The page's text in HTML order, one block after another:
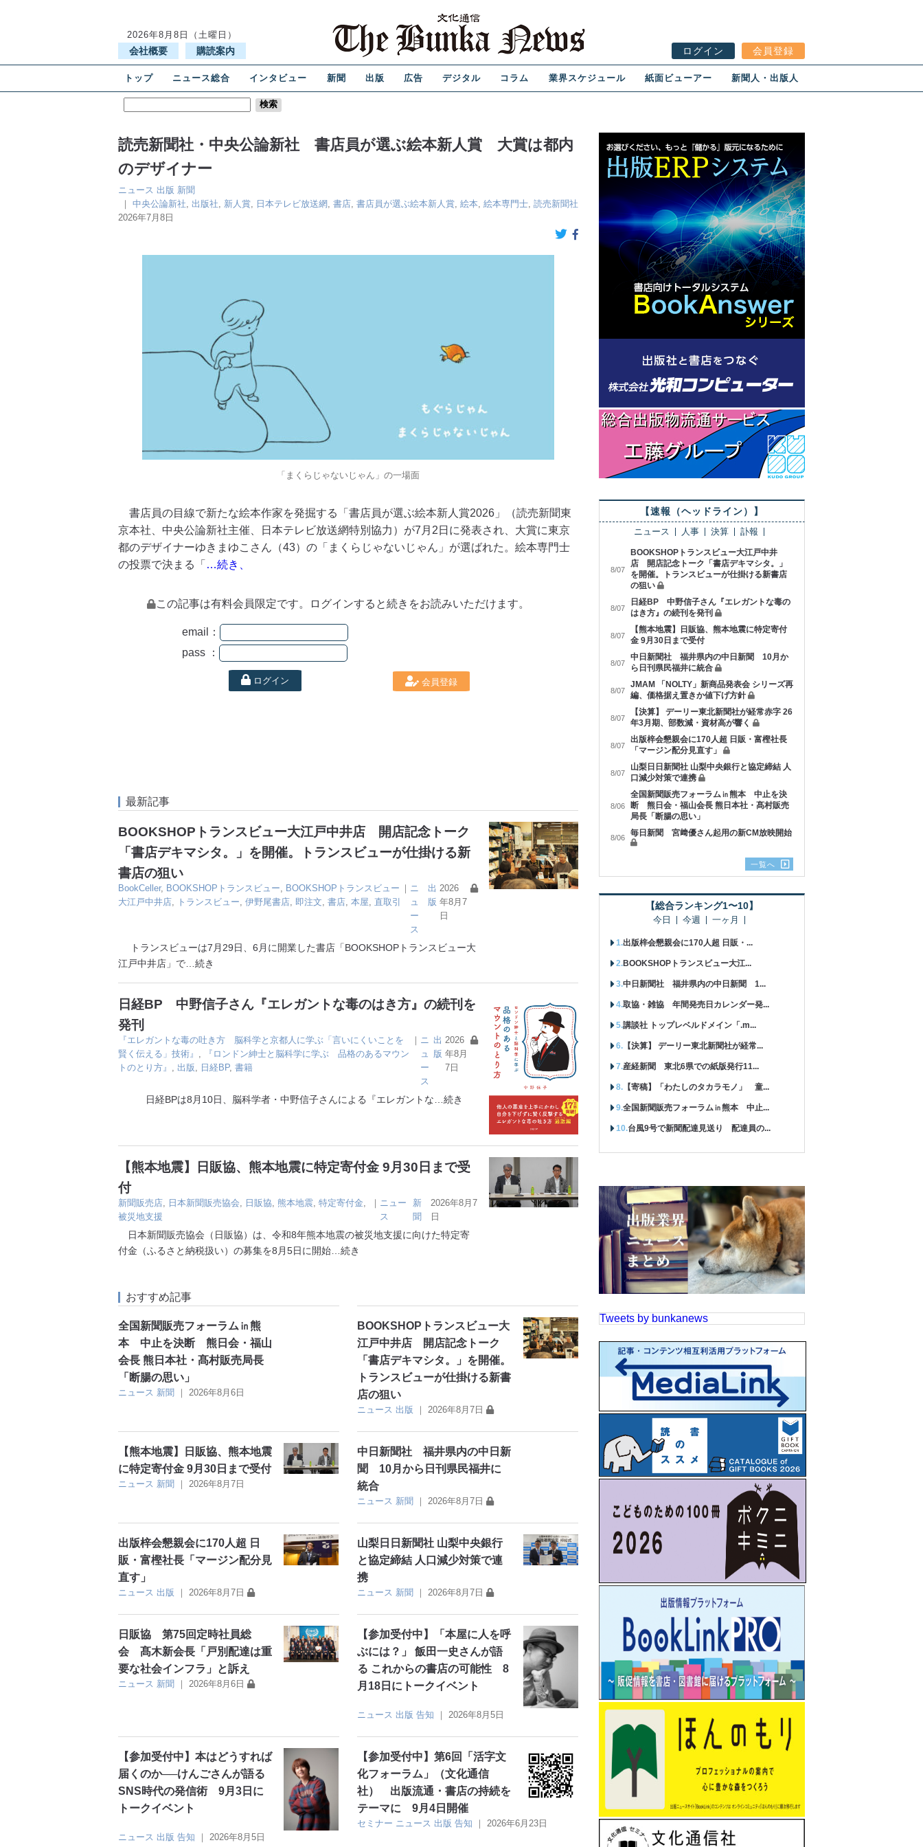
2026年8月8日（土曜日）
会社概要 購読案内 ログイン 会員登録
トップ ニュース総合 インタビュー 新聞 出版 広告 デジタル コラム 業界スケジュール 紙面ビューアー 新聞人・出版人
読売新聞社・中央公論新社 書店員が選ぶ絵本新人賞 大賞は都内
のデザイナー
ニュース 出版 新聞
｜ 中央公論新社, 出版社, 新人賞, 日本テレビ放送網, 書店, 書店員が選ぶ絵本新人賞, 絵本, 絵本専門士, 読売新聞社
2026年7月8日
「まくらじゃないじゃん」の一場面
書店員の目線で新たな絵本作家を発掘する「書店員が選ぶ絵本新人賞2026」（読売新聞東
京本社、中央公論新社主催、日本テレビ放送網特別協力）が7月2日に発表され、大賞に東京
都のデザイナーゆきまゆこさん（43）の「まくらじゃないじゃん」が選ばれた。絵本専門士
の投票で決まる「 …続き、
この記事は有料会員限定です。ログインすると続きをお読みいただけます。
email：
pass ：
ログイン 会員登録
最新記事
BOOKSHOPトランスビュー大江戸中井店 開店記念トーク
「書店デキマシタ。」を開催。トランスビューが仕掛ける新
書店の狙い
BookCeller, BOOKSHOPトランスビュー, BOOKSHOPトランスビュー
大江戸中井店, トランスビュー, 伊野尾書店, 即注文, 書店, 本屋, 直取引
｜ ニ
ュ
ー
ス
出
版
2026
年8月7
日
トランスビューは7月29日、6月に開業した書店「BOOKSHOPトランスビュー大
江戸中井店」で…続き
日経BP 中野信子さん『エレガントな毒のはき方』の続刊を
発刊
『エレガントな毒の吐き方 脳科学と京都人に学ぶ「言いにくいことを
賢く伝える」技術』 ,
『ロンドン紳士と脳科学に学ぶ 品格のあるマウン
トのとり方』 , 出版, 日経BP, 書籍
｜ ニ
ュ
ー
ス
出
版
2026
年8月
7日
日経BPは8月10日、脳科学者・中野信子さんによる『エレガントな…続き
【熊本地震】日販協、熊本地震に特定寄付金 9月30日まで受
付
新聞販売店 日本新聞販売協会 日販協 熊本地震 特定寄付金
被災地支援
｜ ニュー
ス
新
聞
2026年8月7
日
日本新聞販売協会（日販協）は、令和8年熊本地震の被災地支援に向けた特定寄
付金（ふるさと納税扱い）の募集を8月5日に開始 …続き
おすすめ記事
全国新聞販売フォーラム㏌熊
本 中止を決断 熊日会・福山
会長 熊日本社・髙村販売局長
「断腸の思い」
ニュース 新聞 ｜ 2026年8月6日
BOOKSHOPトランスビュー大
江戸中井店 開店記念トーク
「書店デキマシタ。」を開催。
トランスビューが仕掛ける新書
店の狙い
ニュース 出版 ｜ 2026年8月7日
【熊本地震】日販協、熊本地震
に特定寄付金 9月30日まで受付
ニュース 新聞 ｜ 2026年8月7日
中日新聞社 福井県内の中日新
聞 10月から日刊県民福井に
統合
ニュース 新聞 ｜ 2026年8月7日
出版梓会懇親会に170人超 日
販・富樫社長「マージン配分見
直す」
ニュース 出版 ｜ 2026年8月7日
山梨日日新聞社 山梨中央銀行
と協定締結 人口減少対策で連
携
ニュース 新聞 ｜ 2026年8月7日
日販協 第75回定時社員総
会 髙木新会長「戸別配達は重
要な社会インフラ」と訴え
ニュース 新聞 ｜ 2026年8月6日
【参加受付中】「本屋に人を呼
ぶには？」 飯田一史さんが語
る これからの書店の可能性 8
月18日にトークイベント
ニュース 出版 告知 ｜2026年8月5日
【参加受付中】本はどうすれば
届くのか──けんごさんが語る
SNS時代の発信術 9月3日に
トークイベント
ニュース 出版 告知 ｜ 2026年8月5日
【参加受付中】第6回「活字文
化フォーラム」（文化通信
社） 出版流通・書店の持続を
テーマに 9月4日開催
セミナー ニュース 出版 告知 ｜2026年6月23日
【速報（ヘッドライン）】
ニュース 人事 決算 訃報
8/07
BOOKSHOPトランスビュー大江戸中井
店 開店記念トーク「書店デキマシタ。」
を開催。トランスビューが仕掛ける新書店
の狙い
8/07
日経BP 中野信子さん『エレガントな毒の
はき方』の続刊を発刊
8/07
【熊本地震】日販協、熊本地震に特定寄付
金 9月30日まで受付
8/07
中日新聞社 福井県内の中日新聞 10月か
ら日刊県民福井に統合
8/07
JMAM 「NOLTY」新商品発表会 シリーズ再
編、価格据え置きか値下げ方針
8/07
【決算】 デーリー東北新聞社が経常赤字 26
年3月期、部数減・資材高が響く
8/07
出版梓会懇親会に170人超 日販・富樫社長
「マージン配分見直す」
8/07
山梨日日新聞社 山梨中央銀行と協定締結 人
口減少対策で連携
8/06
全国新聞販売フォーラム㏌熊本 中止を決
断 熊日会・福山会長 熊日本社・髙村販売
局長「断腸の思い」
8/06 毎日新聞 宮﨑優さん起用の新CM放映開始
一覧へ
【総合ランキング1〜10】
今日 今週 一ヶ月
出版梓会懇親会に170人超 日販・...
BOOKSHOPトランスビュー大江...
中日新聞社 福井県内の中日新聞 1...
取協・雑協 年間発売日カレンダー発...
講談社 トップレベルドメイン「.m...
【決算】 デーリー東北新聞社が経常...
産経新聞 東北6県での紙版発行11...
【寄稿】「わたしのタカラモノ」 童...
全国新聞販売フォーラム㏌熊本 中止...
台風9号で新聞配達見送り 配達員の...
Tweets by bunkanews